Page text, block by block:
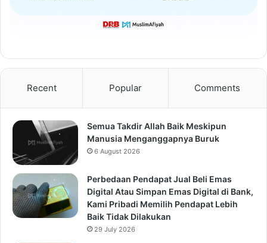
Recent Popular Comments
Semua Takdir Allah Baik Meskipun
Manusia Menganggapnya Buruk
6 August 2026
Perbedaan Pendapat Jual Beli Emas
Digital Atau Simpan Emas Digital di Bank,
Kami Pribadi Memilih Pendapat Lebih
Baik Tidak Dilakukan
29 July 2026